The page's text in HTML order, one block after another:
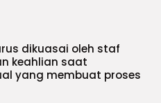
dikuasai oleh staf
keahlian saat
yang membuat proses